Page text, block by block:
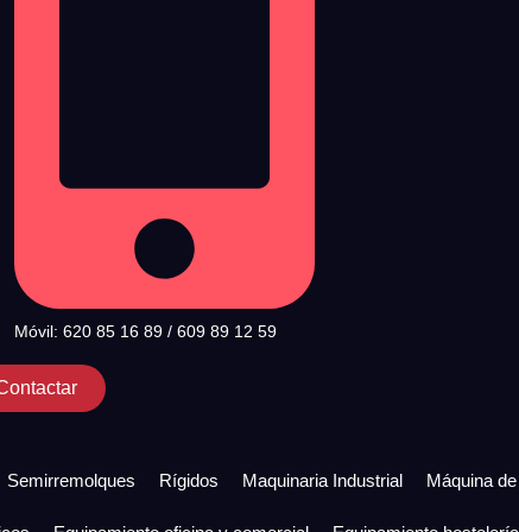
Móvil: 620 85 16 89 / 609 89 12 59
Semirremolques Rígidos Maquinaria Industrial Máquina